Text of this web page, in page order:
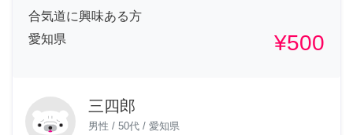
合気道に興味ある方
愛知県
¥500
三四郎
男性 / 50代 / 愛知県